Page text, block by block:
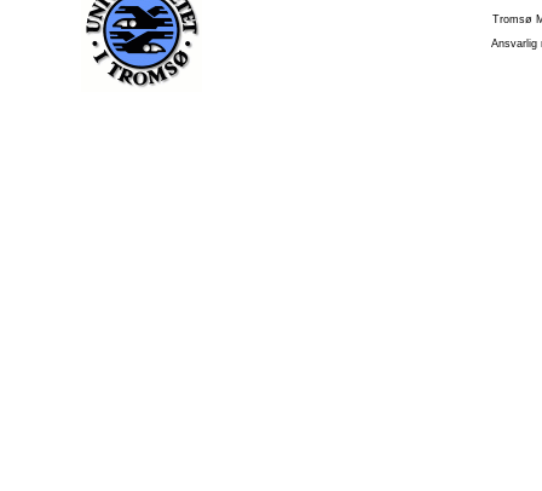
Tromsø